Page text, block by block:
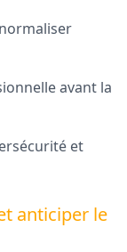
avant la
et
anticiper le